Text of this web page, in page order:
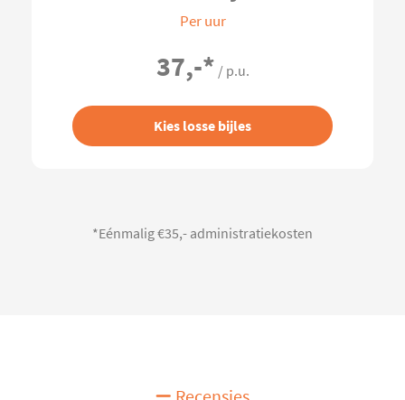
Per uur
37,-* / p.u.
Kies losse bijles
*Eénmalig €35,- administratiekosten